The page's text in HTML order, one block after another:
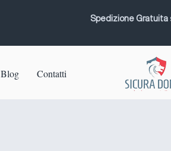
Spedizione Gratuita
Blog Contatti